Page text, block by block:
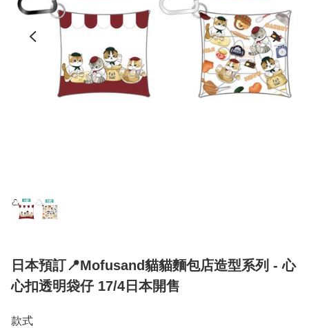
日本預訂📍Mofusand貓貓麵包店造型系列 - 心
心扣透明袋仔 17/4日本開售
款式